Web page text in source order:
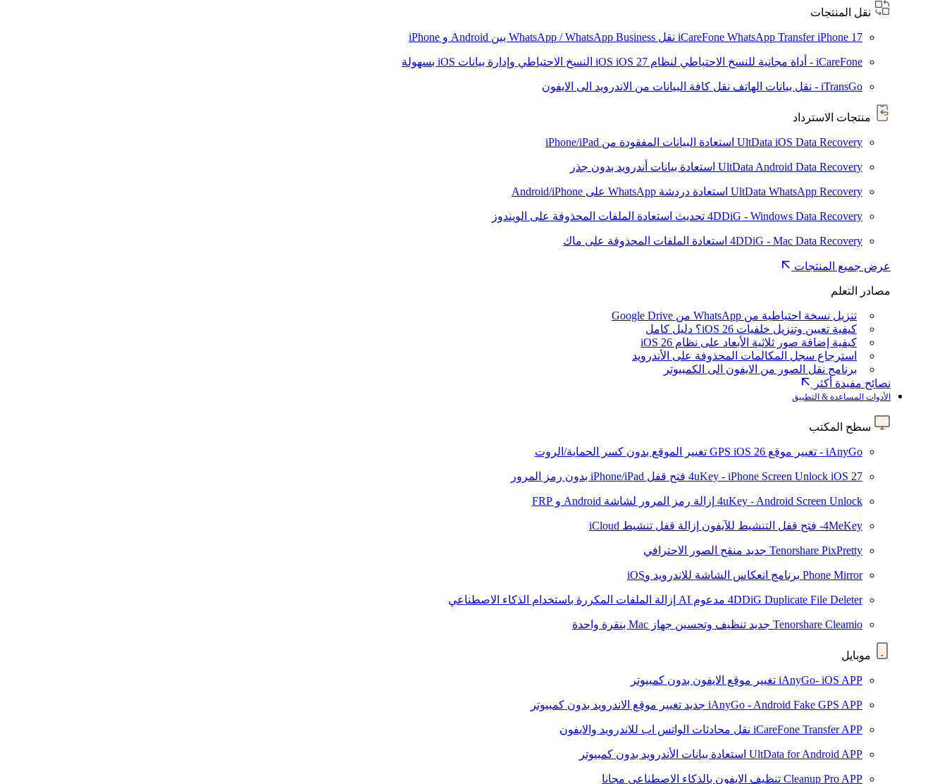
نقل المنتجات
iCareFone WhatsApp TransferiPhone 17 نقل WhatsApp / WhatsApp Business بين Android و iPhone
iCareFone - أداة مجانية للنسخ الاحتياطي لنظام iOS iOS 27 النسخ الاحتياطي وإدارة بيانات iOS بسهولة
iTransGo - نقل بيانات الهاتف نقل كافة البيانات من الاندرويد الى الايفون
منتجات الاسترداد
UltData iOS Data Recovery استعادة البيانات المفقودة من iPhone/iPad
UltData Android Data Recovery استعادة بيانات أندرويد بدون جذر
UltData WhatsApp Recovery استعادة دردشة WhatsApp على Android/iPhone
4DDiG - Windows Data Recovery تحديث استعادة الملفات المحذوفة على الويندوز
4DDiG - Mac Data Recovery استعادة الملفات المحذوفة على ماك
عرض جميع المنتجات
مصادر التعلم
تنزيل نسخة احتياطية من WhatsApp من Google Drive
كيفية تعيين وتنزيل خلفيات iOS 26؟ دليل كامل
كيفية إضافة صور ثلاثية الأبعاد على نظام iOS 26
استرجاع سجل المكالمات المحذوفة على الأندرويد
برنامج نقل الصور من الايفون الى الكمبيوتر
نصائح مفيدة أكثر
الأدوات المساعدة & التطبيق
سطح المكتب
iAnyGo - تغيير موقع GPS iOS 26 تغيير الموقع بدون كسر الحماية/الروت
4uKey - iPhone Screen Unlock iOS 27 فتح قفل iPhone/iPad بدون رمز المرور
4uKey - Android Screen Unlock إزالة رمز المرور لشاشة Android و FRP
4MeKey- فتح قفل التنشيط للآيفون إزالة قفل تنشيط iCloud
Tenorshare PixPretty جديد منقح الصور الاحترافي
Phone Mirror برنامج انعكاس الشاشة للاندرويد وiOS
4DDiG Duplicate File Deleter مدعوم AI إزالة الملفات المكررة باستخدام الذكاء الاصطناعي
Tenorshare Cleamio جديد تنظيف وتحسين جهاز Mac بنقرة واحدة
موبايل
iAnyGo- iOS APP تغيير موقع الايفون بدون كمبيوتر
iAnyGo - Android Fake GPS APP جديد تغيير موقع الاندرويد بدون كمبيوتر
iCareFone Transfer APP نقل محادثات الواتس اب للاندرويد والايفون
UltData for Android APP استعادة بيانات الأندرويد بدون كمبيوتر
Cleanup Pro APP تنظيف الايفون بالذكاء الاصطناعي مجانا